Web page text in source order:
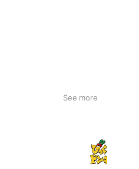
See more